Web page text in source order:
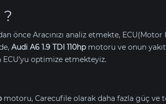
önce Aracınızı analiz etmekte,
Audi A6 1.9 TDI 110hpmotoru ve onun
optimize etmekteyiz.
motoru, Carecufile olarak daha fazla güç ve